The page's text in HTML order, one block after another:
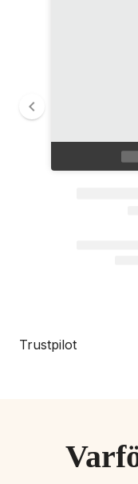
Trustpilot